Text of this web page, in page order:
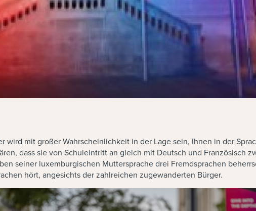
mit großer Wahrscheinlichkeit in der Lage sein, Ihnen in der
dass sie von Schuleintritt an gleich mit Deutsch und Französisch
seiner luxemburgischen Muttersprache drei Fremdsprachen
hört, angesichts der zahlreichen zugewanderten Bürger.